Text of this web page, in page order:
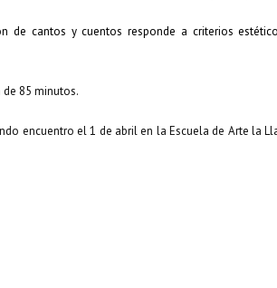
de cantos y cuentos responde a criterios
85 minutos.
encuentro el 1 de abril en la Escuela de Arte la